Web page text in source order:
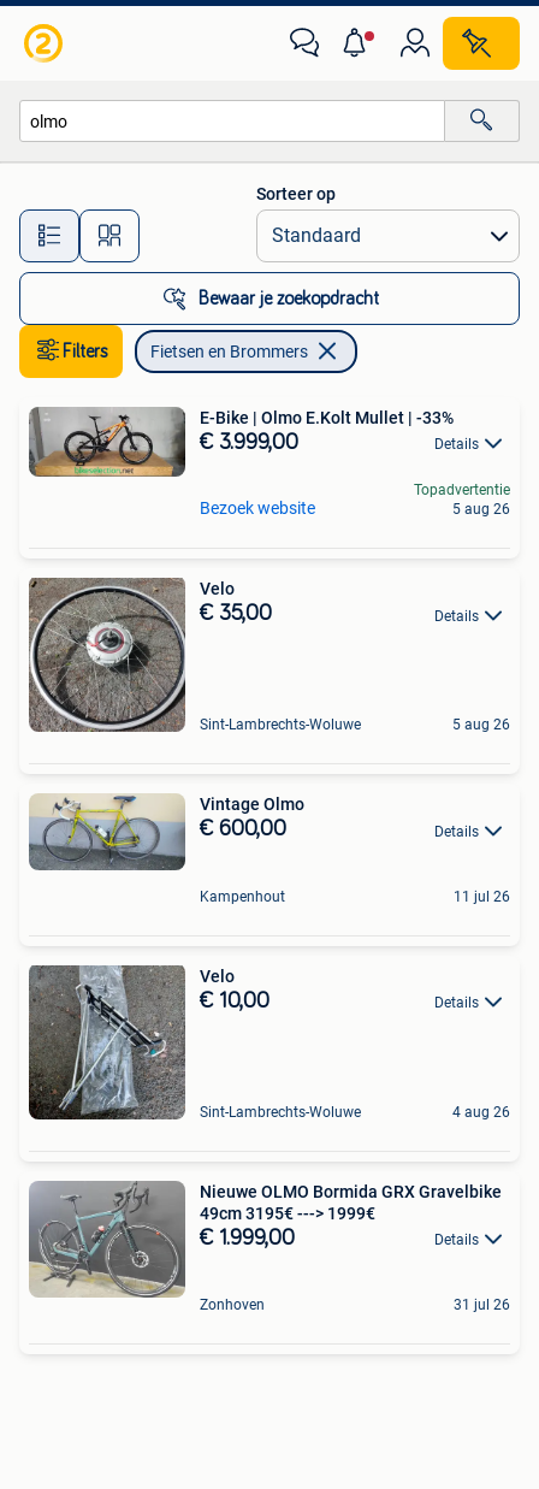
Alle afstanden…
Sorteer op
Bewaar je zoekopdracht
Filters Fietsen en Brommers
E-Bike | Olmo E.Kolt Mullet | -33%
€ 3.999,00 Details
Bezoek website
Topadvertentie
5 aug 26
Velo
€ 35,00 Details
Sint-Lambrechts-Woluwe 5 aug 26
Vintage Olmo
€ 600,00 Details
Kampenhout 11 jul 26
Velo
€ 10,00 Details
Sint-Lambrechts-Woluwe 4 aug 26
Nieuwe OLMO Bormida GRX Gravelbike
49cm 3195€ ---> 1999€
€ 1.999,00 Details
Zonhoven 31 jul 26